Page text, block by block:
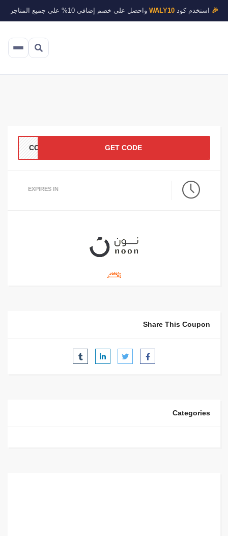
🎉استخدم كودWALY10واحصل على خصم إضافي 10% على جميع المتاجر
GET CODE
EXPIRES IN
Share This Coupon
Categories